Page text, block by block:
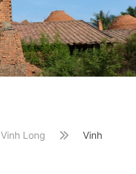
Vinh Long
Vinh